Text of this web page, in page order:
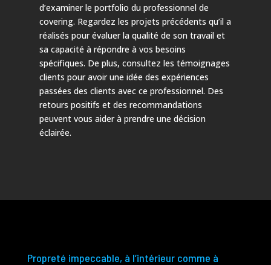
d’examiner le portfolio du professionnel de
covering. Regardez les projets précédents qu’il a
réalisés pour évaluer la qualité de son travail et
sa capacité à répondre à vos besoins
spécifiques. De plus, consultez les témoignages
clients pour avoir une idée des expériences
passées des clients avec ce professionnel. Des
retours positifs et des recommandations
peuvent vous aider à prendre une décision
éclairée.
Propreté impeccable, à l’intérieur comme à